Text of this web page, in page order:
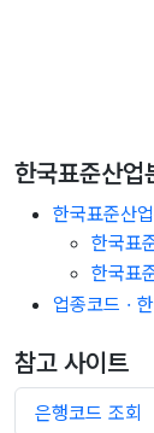
한국표준산업
한국표준산
한국표
한국표
업종코드 ·
참고 사이트
은행코드 조회